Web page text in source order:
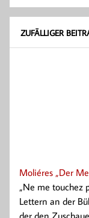
ZUFÄLLIGER
Moliéres „Der
„Ne me touchez
Lettern an der